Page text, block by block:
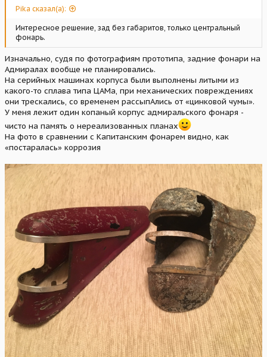
Pika сказал(а):
Интересное решение, зад без габаритов, только центральный
фонарь.
Изначально, судя по фотографиям прототипа, задние фонари на
Адмиралах вообще не планировались.
На серийных машинах корпуса были выполнены литыми из
какого-то сплава типа ЦАМа, при механических повреждениях
они трескались, со временем рассыпАлись от «цинковой чумы».
У меня лежит один копаный корпус адмиральского фонаря -
чисто на память о нереализованных планах
На фото в сравнении с Капитанским фонарем видно, как
«постаралась» коррозия